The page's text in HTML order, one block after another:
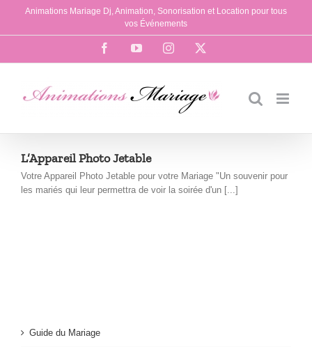
Passer
contenu
Animations Mariage Dj, Animation, Sonorisation et Location pour tous
vos Événements
FacebookYouTubeInstagram
L’Appareil Photo Jetable
Votre Appareil Photo Jetable pour votre Mariage "Un souvenir pour
les mariés qui leur permettra de voir la soirée d'un [...]
Guide du Mariage